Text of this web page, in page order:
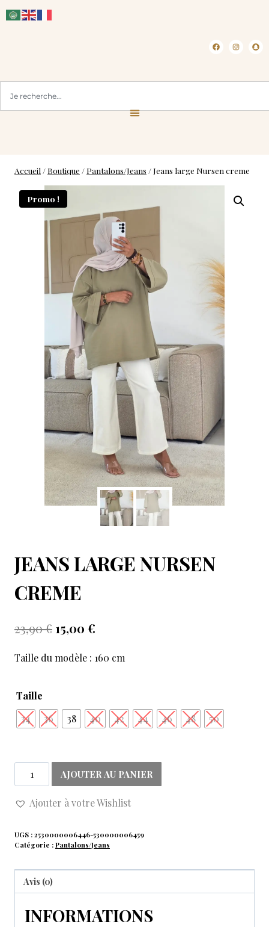
Accueil /Boutique / Pantalons/Jeans /Jeans large Nursen creme
Promo !
JEANS LARGE NURSEN
CREME
23,90€ 15,00 €
Taille du modèle : 160 cm
Taille
34
36 38 40 42 44 46 48 50
AJOUTER AU PANIER
Ajouter à votre Wishlist
UGS : 2530000006446-530000006459
Catégorie : Pantalons/Jeans
Avis (0)
INFORMATIONS